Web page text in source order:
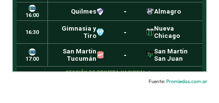
Fuente: Promiedos.com.ar